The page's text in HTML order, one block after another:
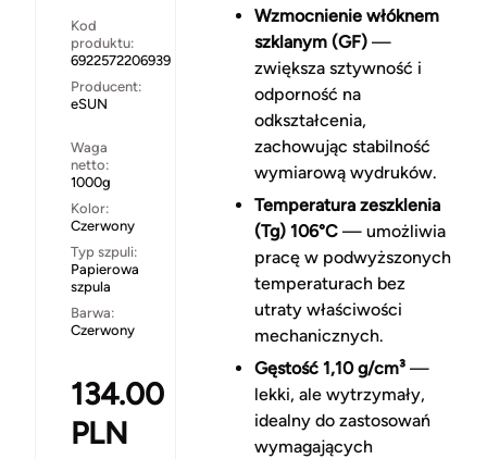
Kod
produktu:
6922572206939
Producent:
eSUN
Waga
netto:
1000g
Kolor:
Czerwony
Typ szpuli:
Papierowa
szpula
Barwa:
Czerwony
134.00
PLN
Wzmocnienie włóknem
szklanym (GF)—
zwiększa sztywność i
odporność na
odkształcenia,
zachowując stabilność
wymiarową wydruków.
Temperatura zeszklenia
(Tg) 106°C— umożliwia
pracę w podwyższonych
temperaturach bez
utraty właściwości
mechanicznych.
Gęstość 1,10 g/cm³—
lekki, ale wytrzymały,
idealny do zastosowań
wymagających